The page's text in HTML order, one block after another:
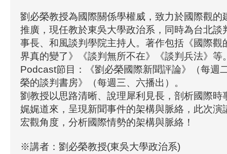
劉必榮教授為國際關係學權威，致力於國際觀的
推廣，現任教於東吳大學政治系，同時為台北談
事長、和風談判學院主持人。著作包括《國際觀
界真的變了》《談判無所不在》《談判兵法》等
Podcast節目：《劉必榮國際新聞評論》（每週
榮的談判書房》（每週三、六播出）。
劉教授以思路清晰、說理犀利見長，剖析國際時
娓娓道來，呈現新聞事件的架構與脈絡，此次演
宏觀角度，分析國際情勢的架構與脈絡！
※講者：劉必榮教授(東吳大學政治系)